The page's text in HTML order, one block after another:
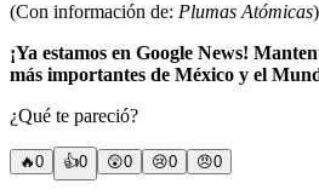
(Con información de: Plumas Atómicas)
¡Ya estamos en Google News!
más importantes de México y el
¿Qué te pareció?
🔥0 👍0 😲0 😢0 😠0